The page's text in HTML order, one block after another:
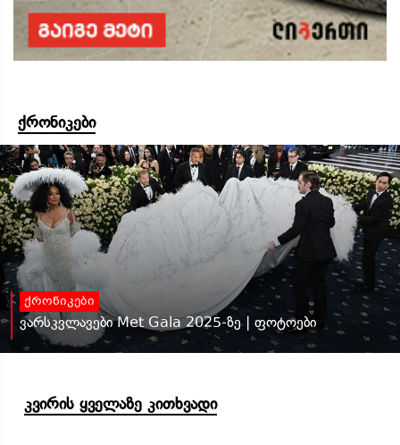
ქრონიკები
ქრონიკები
ვარსკვლავები Met Gala 2025-ზე | ფოტოები
კვირის ყველაზე კითხვადი